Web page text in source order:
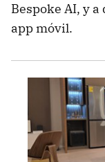
Bespoke AI, y
app móvil.